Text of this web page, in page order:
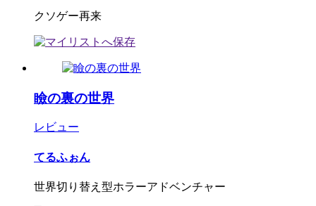
クソゲー再来
瞼の裏の世界
レビュー
てるふぉん
世界切り替え型ホラーアドベンチャー